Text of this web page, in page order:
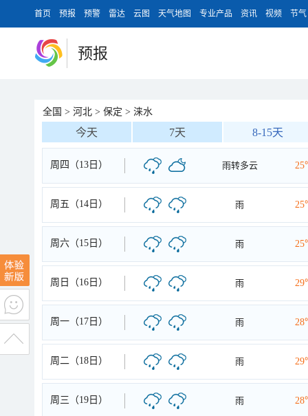
首页 预报 预警 雷达 云图 天气地图 专业产品 资讯 视频 节气
预报
全国 > 河北 > 保定 > 涞水
今天 7天 8-15天
周四（13日） 雨转多云
周五（14日） 雨
周六（15日） 雨
周日（16日） 雨
周一（17日） 雨
周二（18日） 雨
周三（19日） 雨